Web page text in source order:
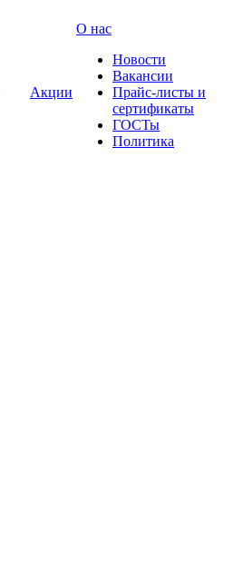
Акции
О нас
Новости
Вакансии
Прайс-листы и
сертификаты
ГОСТы
Политика